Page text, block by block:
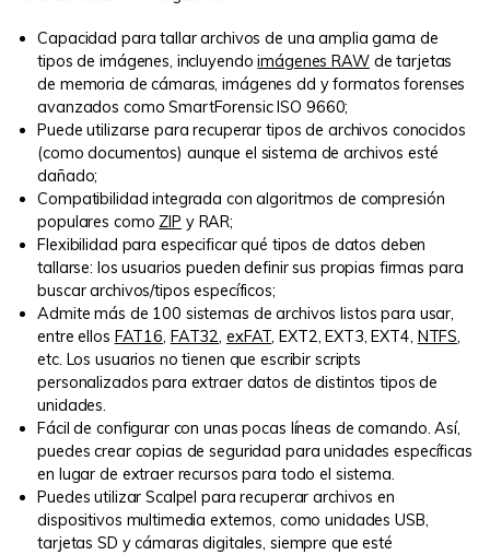
Capacidad para tallar archivos de una amplia gama de
tipos de imágenes, incluyendo imágenes RAW de tarjetas
de memoria de cámaras, imágenes dd y formatos forenses
avanzados como SmartForensic ISO 9660;
Puede utilizarse para recuperar tipos de archivos conocidos
(como documentos) aunque el sistema de archivos esté
dañado;
Compatibilidad integrada con algoritmos de compresión
populares como ZIP y RAR;
Flexibilidad para especificar qué tipos de datos deben
tallarse: los usuarios pueden definir sus propias firmas para
buscar archivos/tipos específicos;
Admite más de 100 sistemas de archivos listos para usar,
entre ellos FAT16, FAT32, exFAT, EXT2, EXT3, EXT4, NTFS,
etc. Los usuarios no tienen que escribir scripts
personalizados para extraer datos de distintos tipos de
unidades.
Fácil de configurar con unas pocas líneas de comando. Así,
puedes crear copias de seguridad para unidades específicas
en lugar de extraer recursos para todo el sistema.
Puedes utilizar Scalpel para recuperar archivos en
dispositivos multimedia externos, como unidades USB,
tarjetas SD y cámaras digitales, siempre que esté